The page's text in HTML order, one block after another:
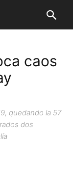
caos
quedando la 57
dos